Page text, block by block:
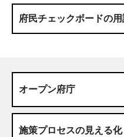
府民チェックボードの用
オープン府庁
施策プロセスの見える化